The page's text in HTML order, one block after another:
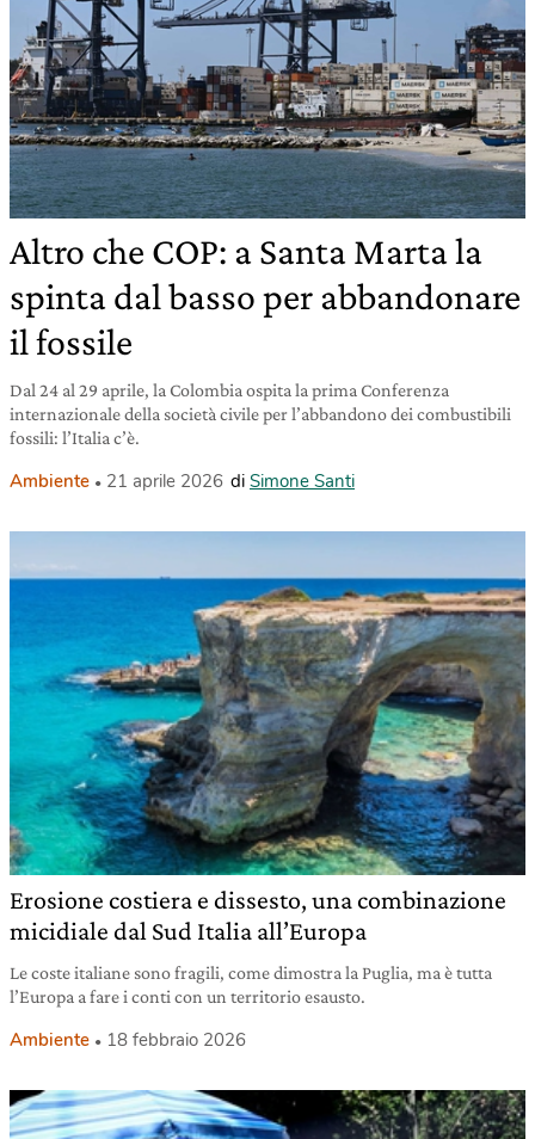
Altro che COP: a Santa Marta la
spinta dal basso per abbandonare
il fossile
Dal 24 al 29 aprile, la Colombia ospita la prima Conferenza
internazionale della società civile per l’abbandono dei combustibili
fossili: l’Italia c’è.
Ambiente 21 aprile 2026 di Simone Santi
Erosione costiera e dissesto, una combinazione
micidiale dal Sud Italia all’Europa
Le coste italiane sono fragili, come dimostra la Puglia, ma è tutta
l’Europa a fare i conti con un territorio esausto.
Ambiente 18 febbraio 2026